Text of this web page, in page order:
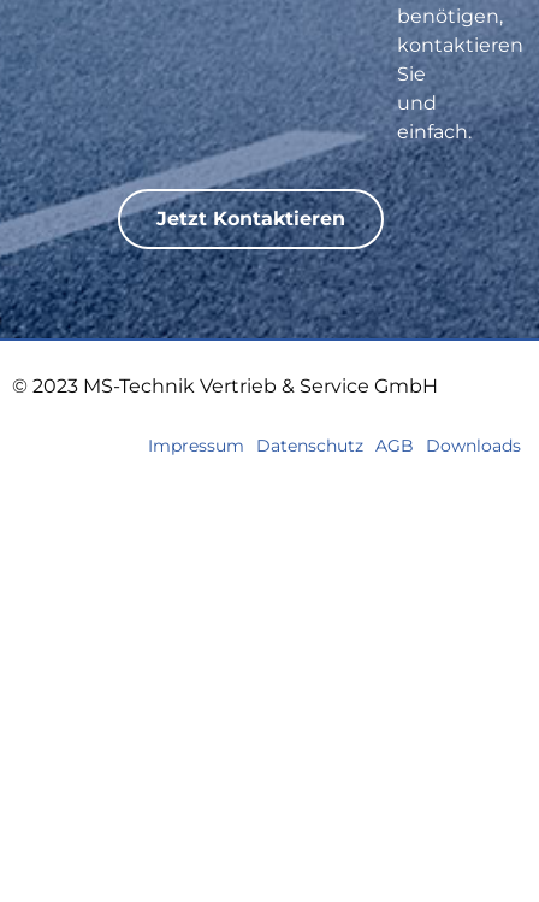
benötigen,
kontaktieren
Sie
und
einfach.
Jetzt Kontaktieren
© 2023 MS-Technik Vertrieb & Service GmbH
Impressum Datenschutz AGB Downloads